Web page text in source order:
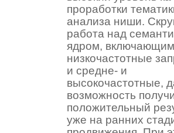
проработки
анализа ниши.
работа над
ядром, включающим
низкочастотные
и средне- и
высокочастотные,
возможность
положительный
уже на ранних